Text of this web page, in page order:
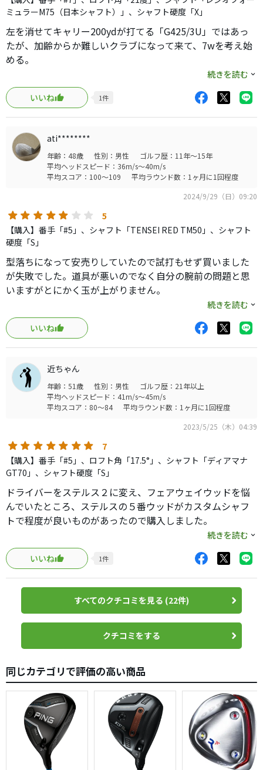
はシャフトの柔さは否めませんが高く上がり距離も3.5.7.で
しっかり段階もできており同じシリーズの事もありクラウ
ンも同じデザインで統一感もバッチリです！
明日のゴルフ実戦でシャフトこのままで使ってみてきっと
リシャフトはしますがあとは文句なしです！高さも距離も
出て曲がりにくさもあり初の7wですがここまで良いのには
正直自分でも驚いています。このままステルスプラスとス
テルスのFWで当分はいくつもりです！
ミュラーM75（日本シャフト）」、シャフト硬度「X」
左を消せてキャリー200ydが打てる「G425/3U」ではあっ
たが、加齢からか難しいクラブになって来て、7wを考え始
める。
3wと5wは某Youtubeでクラブ設計家の宮◯氏が「ステルス
＋」を絶賛していたのを信じ、1年余り前にバッグインし、
飛んで高さが出るので大活躍。
左に行かないテーラーのFWへの信頼は元々あった。
当サイトの歴代テーラーFWのコメントや、Youtubeを見ま
くり、「ステルス2」だと掴まりが良過ぎる点を知りコチラ
（前提として、新しい物は高価で買えないのと、失敗した
時の落胆も大きいのでいつも通り中古で物色。
今回は所有しているFWとの繋がりも勿論考慮。）
ヘッドが手元に届いた際、自分の「ステルス＋」もそうだ
し、コメントにもあった通り、
ノーマルポジションだと被って見えたので、最大限開いて
組む様に工房にリクエスト。
数ラウンドした結論は買って大正解！理由は以下。
にキャリー200yd、Total212ydの結果が安定して打てる。
（3uとの違いは、キャリーは一緒、ランが出ない分
Total10yd弱落ちるが、グリーンで止まる弾道のため、コチ
ラの方が断然使い勝手が良い。）
②「mcc＋4」グリップとの相乗効果にはなるが、握る長さ
によって（ノーマル、短く、超短く）1つのクラブで3つの
距離の打ち分けが可能。
③操作性がすこぶる良い
所有している「ステルス＋」の3w5wとはロフトの違い以上
爪先下がりの傾斜でもキャリー150〜160ydのフックとスラ
イスを打て、「ショートアイアンでもこんな自在に打てな
いのに！？」と驚愕。
④高さと距離の両立
今までは9i以下を使わざるを得なかった木超えのトラブル
ショットでもこのクラブは難無く上がってくれ、9iより
60〜70ydは前に進むため、次打の番手が楽になり、ストロ
ーク1つ得をしそう。
カチャカチャ無しで微調整出来ない不安は最後まであった
が、手直しの必要性は一切無く、ドンピシャな物が出来上
がり、「魔法の杖」を手に入れた思いだ。
もっと年齢が進んだら9wも考えよう。
続きを読む
いいね
1件
ati********
年齢：48歳 性別：男性
ゴルフ歴：11年～15年
平均ヘッドスピード：36m/s～40m/s
平均スコア：100～109
平均ラウンド数：1ヶ月に1回程度
2024/9/29（日）09:20
5
【購入】番手「#5」、シャフト「TENSEI RED TM50」、シャフト
硬度「S」
型落ちになって安売りしていたので試打もせず買いました
が失敗でした。道具が悪いのでなく自分の腕前の問題と思
いますがとにかく玉が上がりません。
他と比べても明らかにステルスだけ調子が悪いので買い換
えました。
少なくとも初心者には合わない気がします。
簡単、優しいFWとは言えないモデルだと思います。
続きを読む
いいね
近ちゃん
年齢：51歳 性別：男性
ゴルフ歴：21年以上
平均ヘッドスピード：41m/s～45m/s
平均スコア：80～84
平均ラウンド数：1ヶ月に1回程度
2023/5/25（木）04:39
7
【購入】番手「#5」、ロフト角「17.5°」、シャフト「ディアマナ
GT70」、シャフト硬度「S」
ドライバーをステルス２に変え、フェアウェイウッドを悩
んでいたところ、ステルスの５番ウッドがカスタムシャフ
トで程度が良いものがあったので購入しました。
先ず、飛距離が出るのと、高さは出ずらいと感じるので、
３番ウッドは要らないと思います。
ヘッドは大きめですが、黒色なので引き締まって見えるの
で気になりません。
ドライバーは初代ステルスよりステルス２の方が進化して
いると感じますが、フェアウェイウッドは大差ないと思い
ますので、試してみる価値はあります。
ガチャガチャ機能はありませんが、私はあっても使わない
ので無くても平気です。
続きを読む
いいね
1件
すべてのクチコミを見る (22件)
クチコミをする
同じカテゴリで評価の高い商品